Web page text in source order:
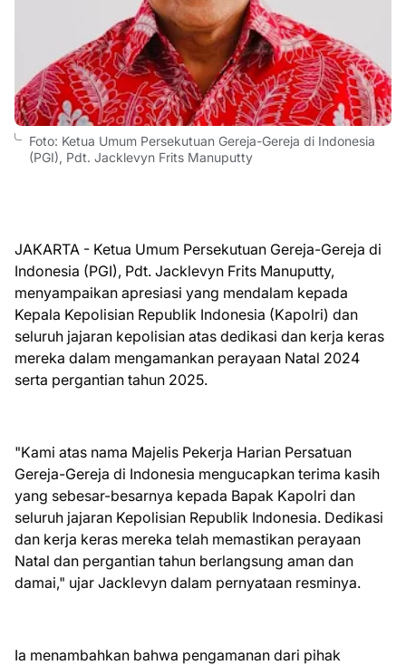
Foto: Ketua Umum Persekutuan Gereja-Gereja di Indonesia
(PGI), Pdt. Jacklevyn Frits Manuputty
JAKARTA - Ketua Umum Persekutuan Gereja-Gereja di
Indonesia (PGI), Pdt. Jacklevyn Frits Manuputty,
menyampaikan apresiasi yang mendalam kepada
Kepala Kepolisian Republik Indonesia (Kapolri) dan
seluruh jajaran kepolisian atas dedikasi dan kerja keras
mereka dalam mengamankan perayaan Natal 2024
serta pergantian tahun 2025.
"Kami atas nama Majelis Pekerja Harian Persatuan
Gereja-Gereja di Indonesia mengucapkan terima kasih
yang sebesar-besarnya kepada Bapak Kapolri dan
seluruh jajaran Kepolisian Republik Indonesia. Dedikasi
dan kerja keras mereka telah memastikan perayaan
Natal dan pergantian tahun berlangsung aman dan
damai," ujar Jacklevyn dalam pernyataan resminya.
Ia menambahkan bahwa pengamanan dari pihak